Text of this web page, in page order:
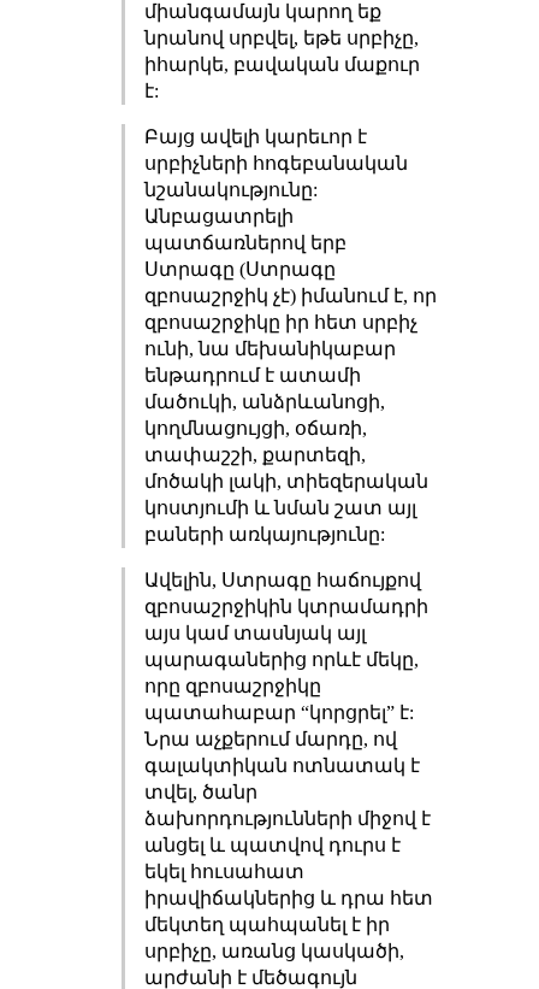
միանգամայն կարող եք
նրանով սրբվել, եթե սրբիչը,
իհարկե, բավական մաքուր
է:
Բայց ավելի կարեւոր է
սրբիչների հոգեբանական
նշանակությունը:
Անբացատրելի
պատճառներով երբ
Ստրագը (Ստրագը
զբոսաշրջիկ չէ) իմանում է, որ
զբոսաշրջիկը իր հետ սրբիչ
ունի, նա մեխանիկաբար
ենթադրում է ատամի
մածուկի, անձրևանոցի,
կողմնացույցի, օճառի,
տափաշշի, քարտեզի,
մոծակի լակի, տիեզերական
կոստյումի և նման շատ այլ
բաների առկայությունը:
Ավելին, Ստրագը հաճույքով
զբոսաշրջիկին կտրամադրի
այս կամ տասնյակ այլ
պարագաներից որևէ մեկը,
որը զբոսաշրջիկը
պատահաբար “կորցրել” է:
Նրա աչքերում մարդը, ով
գալակտիկան ոտնատակ է
տվել, ծանր
ձախորդությունների միջով է
անցել և պատվով դուրս է
եկել հուսահատ
իրավիճակներից և դրա հետ
մեկտեղ պահպանել է իր
սրբիչը, առանց կասկածի,
արժանի է մեծագույն